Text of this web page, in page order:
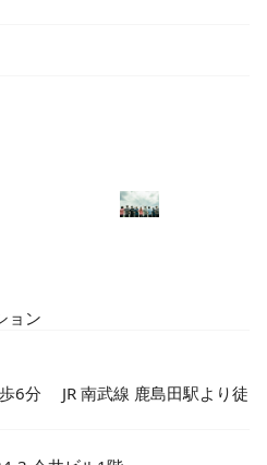
ョン
6分 　JR 南武線 鹿島田駅より徒